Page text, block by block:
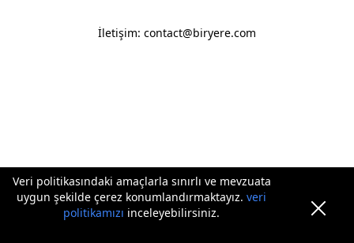
Veri politikasındaki amaçlarla sınırlı ve mevzuata
uygun şekilde çerez konumlandırmaktayız.veri
politikamızı inceleyebilirsiniz.
İletişim: contact@biryere.com